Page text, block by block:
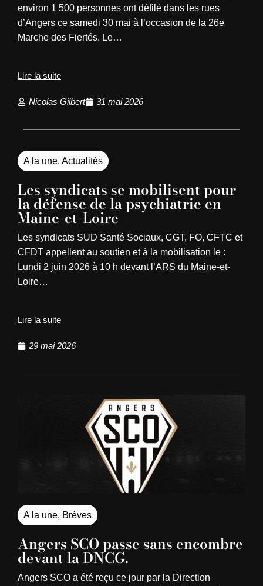
environ 1 500 personnes ont défilé dans les rues
d’Angers ce samedi 30 mai à l’occasion de la 26e
Marche des Fiertés. Le…
Lire la suite
Nicolas Gilbert 31 mai 2026
A la une, Actualités
Les syndicats se mobilisent pour
la défense de la psychiatrie en
Maine-et-Loire
Les syndicats SUD Santé Sociaux, CGT, FO, CFTC et
CFDT appellent au soutien et à la mobilisation le :
Lundi 2 juin 2026 à 10 h devant l’ARS du Maine-et-
Loire…
Lire la suite
29 mai 2026
A la une, Brèves
Angers SCO passe sans encombre
devant la DNCG.
Angers SCO a été reçu ce jour par la Direction